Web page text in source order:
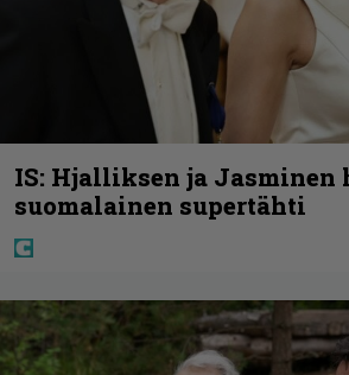
IS: Hjalliksen ja Jasminen
suomalainen supertähti